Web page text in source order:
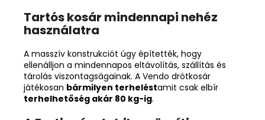
Tartós kosár mindennapi nehéz
használatra
A masszív konstrukciót úgy építették, hogy
ellenálljon a mindennapos eltávolítás, szállítás és
tárolás viszontagságainak. A Vendo drótkosár
játékosan bármilyen terheléstamit csak elbír
terhelhetőség akár 80 kg-ig.